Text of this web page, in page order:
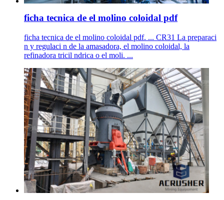
ficha tecnica de el molino coloidal pdf
ficha tecnica de el molino coloidal pdf. ... CR31 La preparaci
n y regulaci n de la amasadora, el molino coloidal, la
refinadora tricil ndrica o el moli. ...